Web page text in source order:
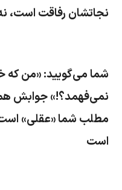
نجاتشان رفاقت است،
شما مى‌گویید: «من که
نمى‌فهمد؟!» جوابش
مطلب شما «عقلى»
است